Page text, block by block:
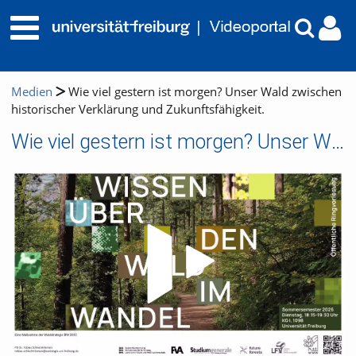
Medien
Wie viel gestern ist morgen? Unser Wald zwischen
historischer Verklärung und Zukunftsfähigkeit.
Wie viel gestern ist morgen? Unser Wald zwischen historischer Verklärung und Zukunftsfähigkeit.